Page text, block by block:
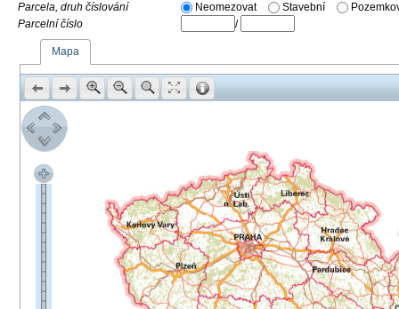
Parcela, druh číslování
Neomezovat Stavební
Parcelní číslo
/
Mapa